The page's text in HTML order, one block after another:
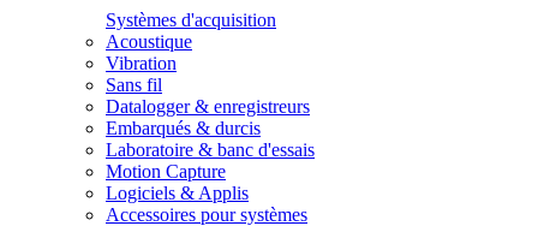
Systèmes d'acquisition
Acoustique
Vibration
Sans fil
Datalogger & enregistreurs
Embarqués & durcis
Laboratoire & banc d'essais
Motion Capture
Logiciels & Applis
Accessoires pour systèmes